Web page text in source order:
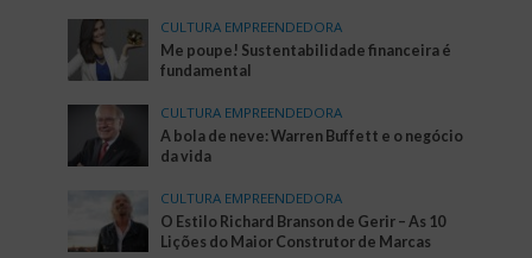
CULTURA EMPREENDEDORA
Me poupe! Sustentabilidade financeira é
fundamental
CULTURA EMPREENDEDORA
A bola de neve: Warren Buffett e o negócio
da vida
CULTURA EMPREENDEDORA
O Estilo Richard Branson de Gerir – As 10
Lições do Maior Construtor de Marcas